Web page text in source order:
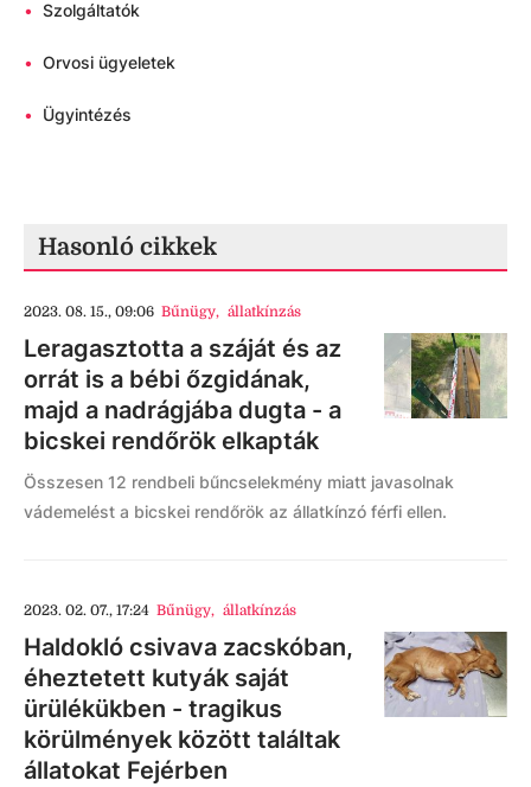
• Szolgáltatók
• Orvosi ügyeletek
• Ügyintézés
Hasonló cikkek
2023. 08. 15., 09:06 Bűnügy, állatkínzás
Leragasztotta a száját és az
orrát is a bébi őzgidának,
majd a nadrágjába dugta - a
bicskei rendőrök elkapták
Összesen 12 rendbeli bűncselekmény miatt javasolnak
vádemelést a bicskei rendőrök az állatkínzó férfi ellen.
2023. 02. 07., 17:24 Bűnügy, állatkínzás
Haldokló csivava zacskóban,
éheztetett kutyák saját
ürülékükben - tragikus
körülmények között találtak
állatokat Fejérben